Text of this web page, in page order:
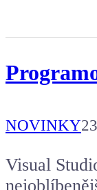
NOVINKY
Visual